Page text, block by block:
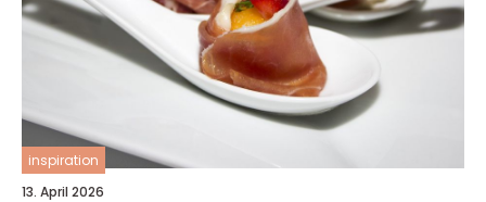
inspiration
13. April 2026